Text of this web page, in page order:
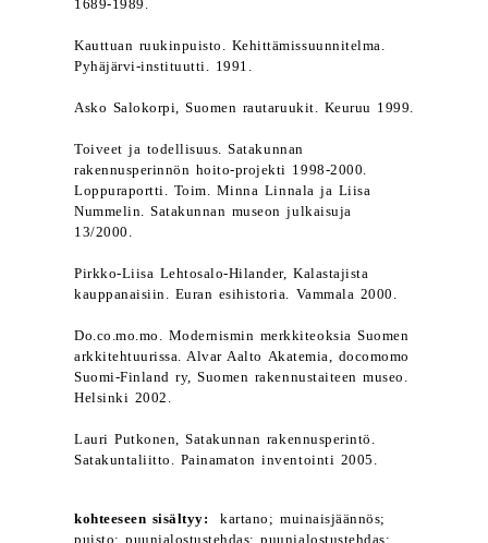
1689-1989.
Kauttuan ruukinpuisto. Kehittämissuunnitelma.
Pyhäjärvi-instituutti. 1991.
Asko Salokorpi, Suomen rautaruukit. Keuruu 1999.
Toiveet ja todellisuus. Satakunnan
rakennusperinnön hoito-projekti 1998-2000.
Loppuraportti. Toim. Minna Linnala ja Liisa
Nummelin. Satakunnan museon julkaisuja
13/2000.
Pirkko-Liisa Lehtosalo-Hilander, Kalastajista
kauppanaisiin. Euran esihistoria. Vammala 2000.
Do.co.mo.mo. Modernismin merkkiteoksia Suomen
arkkitehtuurissa. Alvar Aalto Akatemia, docomomo
Suomi-Finland ry, Suomen rakennustaiteen museo.
Helsinki 2002.
Lauri Putkonen, Satakunnan rakennusperintö.
Satakuntaliitto. Painamaton inventointi 2005.
kohteeseen sisältyy: kartano; muinaisjäännös;
puisto; puunjalostustehdas; puunjalostustehdas;